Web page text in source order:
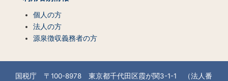
個人の方
法人の方
源泉徴収義務者の方
国税庁 〒100-8978 東京都千代田区霞が関3-1-1 （法人番